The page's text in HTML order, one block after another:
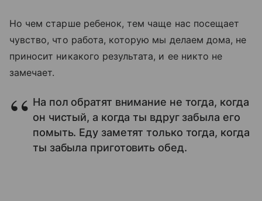
Но чем старше ребенок, тем чаще нас посещает
чувство, что работа, которую мы делаем дома, не
приносит никакого результата, и ее никто не
замечает.
На пол обратят внимание не тогда, когда
он чистый, а когда ты вдруг забыла его
помыть. Еду заметят только тогда, когда
ты забыла приготовить обед.